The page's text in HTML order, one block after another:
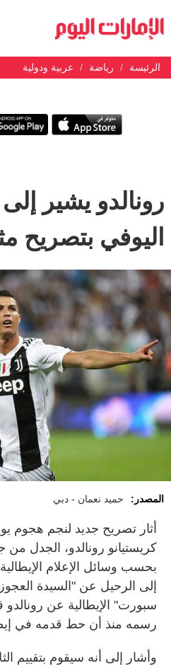
الرئيسة رياضة عربية ودولية
رونالدو يشير
اليوفي بتصريح
المصدر: حميد نعمان - دبي
أثار تصريح جديد لنجم هجوم
كريستيانو رونالدو، الجدل من
بحسب وسائل الإعلام
إلى الرحيل عن "السيدة
سبورت" الإيطالية عن
رسمه منذ أن حط قدمه في
وأشار إلى أنه سيقوم بتقييم